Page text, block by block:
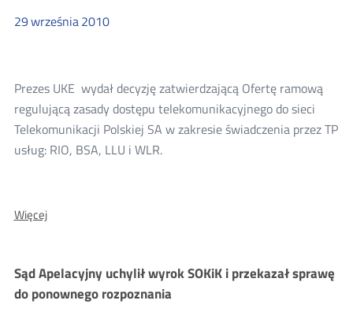
megaustawy
29września2010
Prezes UKE wydał decyzję zatwierdzającą Ofertę ramową
regulującą zasady dostępu telekomunikacyjnego do sieci
Telekomunikacji Polskiej SA w zakresie świadczenia przez TP
usług: RIO, BSA, LLU i WLR.
WięcejO:
ramowej
dla
TP
Sąd Apelacyjny uchylił wyrok SOKiK i przekazał sprawę
do ponownego rozpoznania